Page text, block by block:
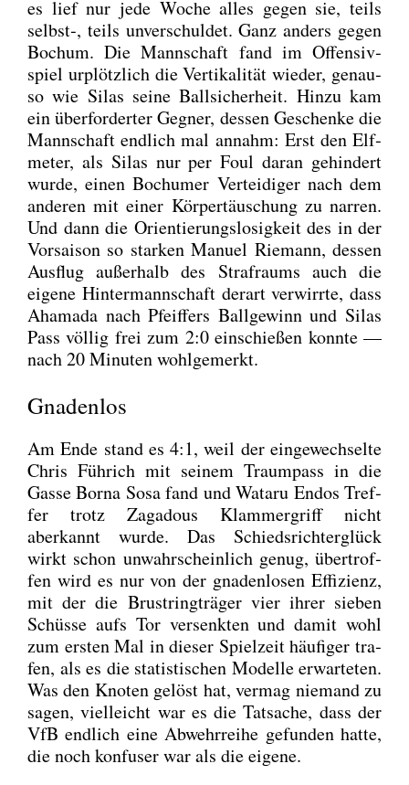
es lief nur jede Woche alles gegen sie, teils
selbst‑, teils unver­schul­det. Ganz anders gegen
Bochum. Die Mann­schaft fand im Offen­siv­
spiel urplötz­lich die Ver­ti­ka­li­tät wie­der, genau­
so wie Silas sei­ne Ball­si­cher­heit. Hin­zu kam
ein über­for­der­ter Geg­ner, des­sen Geschen­ke die
Mann­schaft end­lich mal annahm: Erst den Elf­
me­ter, als Silas nur per Foul dar­an gehin­dert
wur­de, einen Bochu­mer Ver­tei­di­ger nach dem
ande­ren mit einer Kör­per­täu­schung zu nar­ren.
Und dann die Ori­en­tie­rungs­lo­sig­keit des in der
Vor­sai­son so star­ken Manu­el Rie­mann, des­sen
Aus­flug außer­halb des Straf­raums auch die
eige­ne Hin­ter­mann­schaft der­art ver­wirr­te, dass
Aha­ma­da nach Pfeif­fers Ball­ge­winn und Silas
Pass völ­lig frei zum 2:0 ein­schie­ßen konn­te —
nach 20 Minu­ten wohl­ge­merkt.
Gnadenlos
Am Ende stand es 4:1, weil der ein­ge­wech­sel­te
Chris Füh­rich mit sei­nem Traum­pass in die
Gas­se Bor­na Sosa fand und Wata­ru Endos Tref­
fer trotz Zag­adous Klam­mer­griff nicht
aberkannt wur­de. Das Schieds­rich­ter­glück
wirkt schon unwahr­schein­lich genug, über­trof­
fen wird es nur von der gna­den­lo­sen Effi­zi­enz,
mit der die Brust­ring­trä­ger vier ihrer sie­ben
Schüs­se aufs Tor ver­senk­ten und damit wohl
zum ers­ten Mal in die­ser Spiel­zeit häu­fi­ger tra­
fen, als es die sta­tis­ti­schen Model­le erwar­te­ten.
Was den Kno­ten gelöst hat, ver­mag nie­mand zu
sagen, viel­leicht war es die Tat­sa­che, dass der
VfB end­lich eine Abwehr­rei­he gefun­den hat­te,
die noch kon­fu­ser war als die eige­ne.